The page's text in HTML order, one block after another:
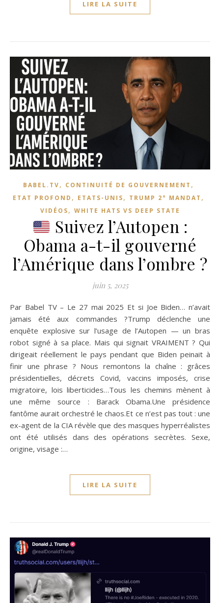
LIRE LA SUITE
BABEL.TV, CONTINUITÉ DE GOUVERNEMENT ,
ETAT PROFOND , ETATS-UNIS, TRUMP 2° MANDAT ,
VIDÉOS, WHITE HATS VS DEEP STATE
Suivez l’Autopen :
Obama a-t-il gouverné
l’Amérique dans l’ombre ?
juin 5, 2025
Par Babel TV – Le 27 mai 2025 Et si Joe Biden… n’avait
jamais été aux commandes ?Trump déclenche une
enquête explosive sur l’usage de l’Autopen — un bras
robot signé à sa place. Mais qui signait VRAIMENT ? Qui
dirigeait réellement le pays pendant que Biden peinait à
finir une phrase ? Nous remontons la chaîne : grâces
présidentielles, décrets Covid, vaccins imposés, crise
migratoire, lois liberticides…Tous les chemins mènent à
une même source : Barack Obama.Une présidence
fantôme aurait orchestré le chaos.Et ce n’est pas tout : une
ex-agent de la CIA révèle que des masques hyperréalistes
ont été utilisés dans des opérations secrètes. Sexe,
origine, visage :…
LIRE LA SUITE